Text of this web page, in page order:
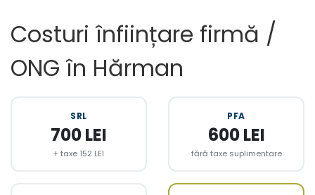
Costuri înființare firmă /
ONG în Hărman
SRL
700 LEI
+ taxe 152 LEI
PFA
600 LEI
fără taxe suplimentare